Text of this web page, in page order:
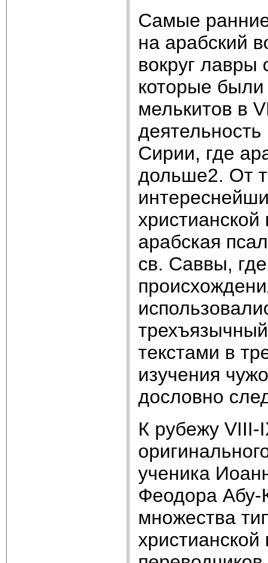
Самые
на арабский
вокруг
которые были
мелькитов в
Сирии, где
дольше2. От
христианской
арабская
св. Саввы,
текстами в
изучения
дословно
К рубежу VIII-
ученика
Феодора Абу-
множества